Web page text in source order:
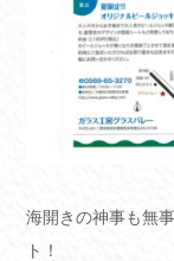
海開きの神事も無
ト！